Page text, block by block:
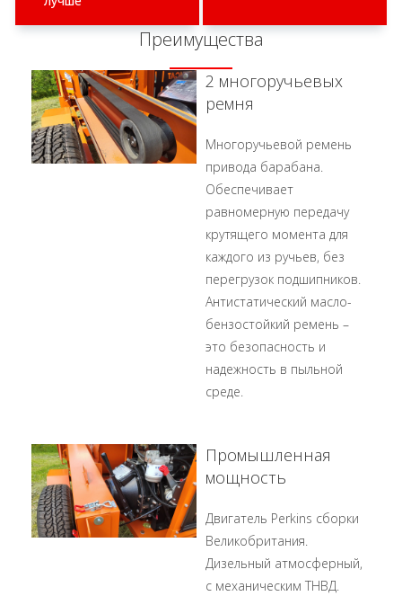
Преимущества
2 многоручьевых
ремня
Многоручьевой ремень
привода барабана.
Обеспечивает
равномерную передачу
крутящего момента для
каждого из ручьев, без
перегрузок подшипников.
Антистатический масло-
бензостойкий ремень –
это безопасность и
надежность в пыльной
среде.
Промышленная
мощность
Двигатель Perkins сборки
Великобритания.
Дизельный атмосферный,
с механическим ТНВД.